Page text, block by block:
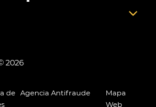
2026
de Agencia Antifraude
Mapa
Web